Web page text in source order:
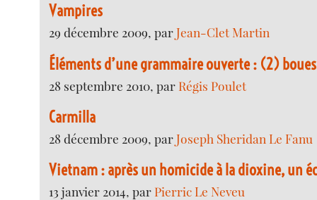
Vampires
29 décembre 2009, parJean-Clet Martin
Éléments d’une grammaire ouverte : (2) boues
28 septembre 2010, par Régis Poulet
Carmilla
28 décembre 2009, parJoseph Sheridan Le Fanu
Vietnam : après un homicide à la dioxine, un
13 janvier 2014, par Pierric Le Neveu